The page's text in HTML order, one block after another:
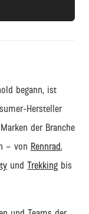
begann, ist
Hersteller
der Branche
– von Rennrad,
und Trekking bis